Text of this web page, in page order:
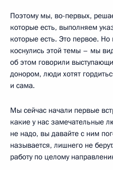
Поэтому мы, во-первых,
которые есть, выполняем
которые есть. Это первое.
коснулись этой темы – мы
об этом говорили
донором, люди хотят
и сама.
Мы сейчас начали первые
какие у нас замечательные
не надо, вы давайте с ним
называется, лишнего не
работу по целому